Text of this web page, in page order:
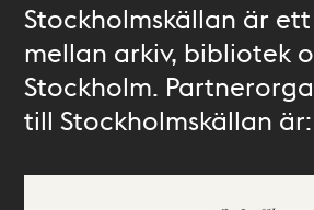
Stockholmskällan är
mellan arkiv, bibliotek
Stockholm.
till Stockholmskällan är: